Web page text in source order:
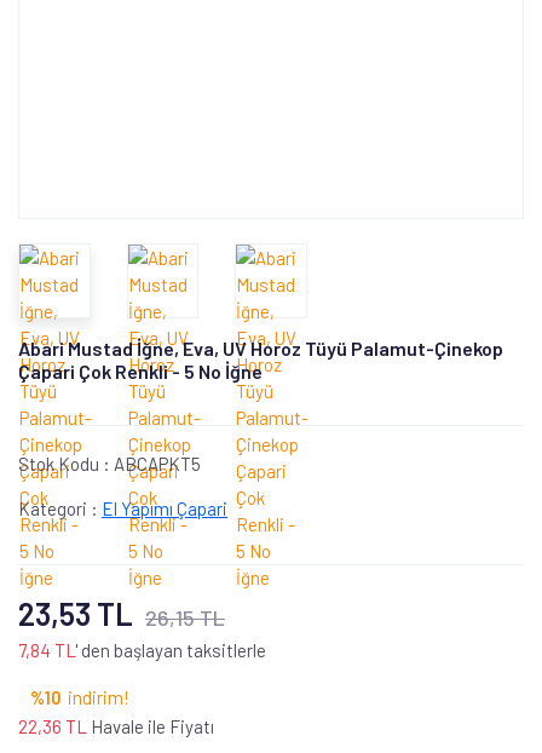
Abari Mustad İğne, Eva, UV Horoz Tüyü Palamut-Çinekop
Çapari Çok Renkli - 5 No İğne
Stok Kodu : ABCAPKT5
Kategori : El Yapımı Çapari
23,53 TL 26,15 TL
7,84 TL ' den başlayan taksitlerle
%10 indirim!
22,36 TL
Havale ile Fiyatı